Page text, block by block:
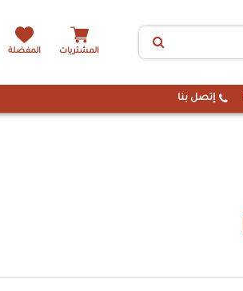
المشتريات المفضلة
إتصل بنا